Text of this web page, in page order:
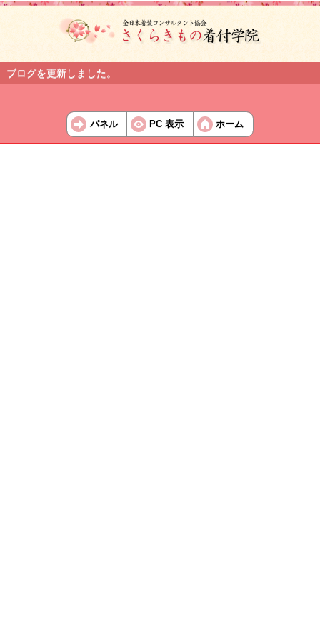
ブログを更新しました。
パネル PC 表示 ホーム